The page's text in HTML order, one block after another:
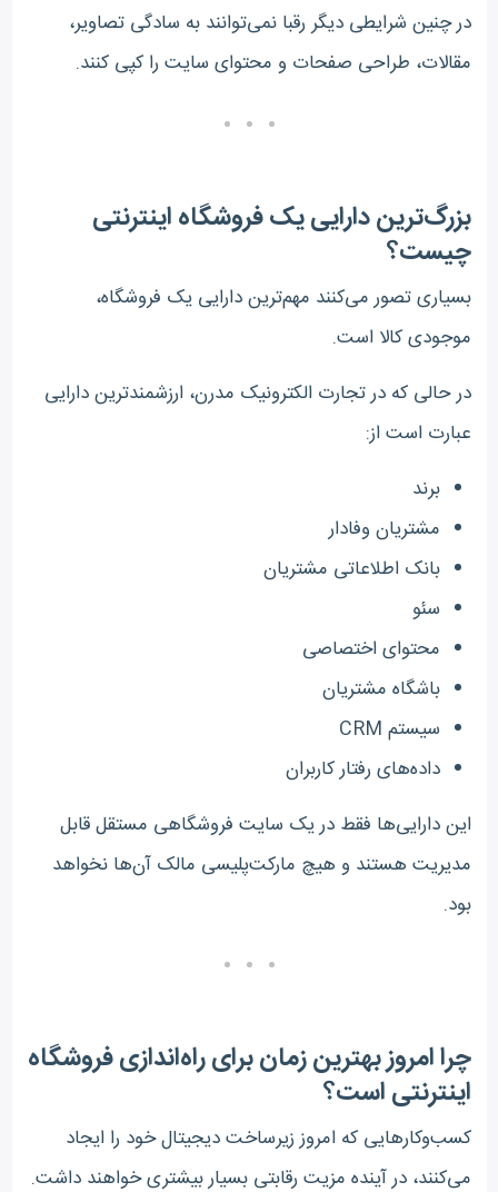
در چنین شرایطی دیگر رقبا نمی‌توانند به سادگی تصاویر،
مقالات، طراحی صفحات و محتوای سایت را کپی کنند.
بزرگ‌ترین دارایی یک فروشگاه اینترنتی
چیست؟
بسیاری تصور می‌کنند مهم‌ترین دارایی یک فروشگاه،
موجودی کالا است.
در حالی که در تجارت الکترونیک مدرن، ارزشمندترین دارایی
عبارت است از:
برند
مشتریان وفادار
بانک اطلاعاتی مشتریان
سئو
محتوای اختصاصی
باشگاه مشتریان
سیستم CRM
داده‌های رفتار کاربران
این دارایی‌ها فقط در یک سایت فروشگاهی مستقل قابل
مدیریت هستند و هیچ مارکت‌پلیسی مالک آن‌ها نخواهد
بود.
چرا امروز بهترین زمان برای راه‌اندازی فروشگاه
اینترنتی است؟
کسب‌وکارهایی که امروز زیرساخت دیجیتال خود را ایجاد
می‌کنند، در آینده مزیت رقابتی بسیار بیشتری خواهند داشت.